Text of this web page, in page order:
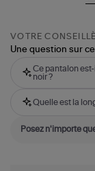
VOTRE
Une question sur
Ce pantalon
noir ?
Quelle est la